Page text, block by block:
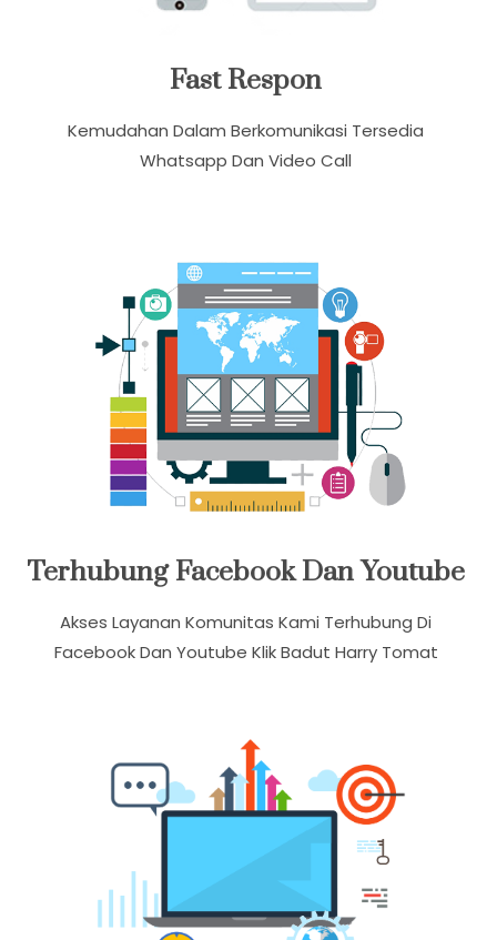
Fast Respon
Kemudahan Dalam Berkomunikasi Tersedia
Whatsapp Dan Video Call
Terhubung Facebook Dan Youtube
Akses Layanan Komunitas Kami Terhubung Di
Facebook Dan Youtube Klik Badut Harry Tomat